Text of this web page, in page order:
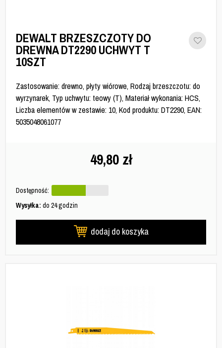
DEWALT BRZESZCZOTY DO
DREWNA DT2290 UCHWYT T
10SZT
Zastosowanie: drewno, płyty wiórowe, Rodzaj brzeszczotu: do
wyrzynarek, Typ uchwytu: teowy (T), Materiał wykonania: HCS,
Liczba elementów w zestawie: 10, Kod produktu: DT2290, EAN:
5035048061077
49,80 zł
Dostępność:
Wysyłka: do 24 godzin
dodaj do koszyka